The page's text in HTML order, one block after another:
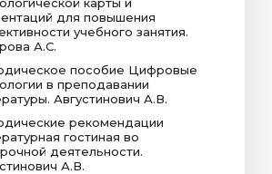
для повышения
учебного занятия.
А.С.
пособие Цифровые
в преподавании
Августинович А.В.
рекомендации
гостиная во
деятельности.
А.В.